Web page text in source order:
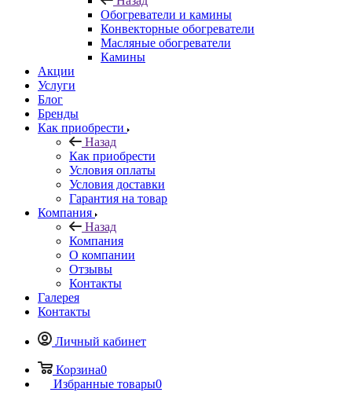
Обогреватели и камины
Конвекторные обогреватели
Масляные обогреватели
Камины
Акции
Услуги
Блог
Бренды
Как приобрести
Назад
Как приобрести
Условия оплаты
Условия доставки
Гарантия на товар
Компания
Назад
Компания
О компании
Отзывы
Контакты
Галерея
Контакты
Личный кабинет
Корзина0
Избранные товары0